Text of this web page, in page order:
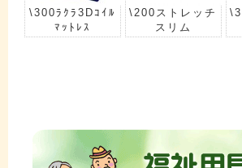
\300ﾗｸﾗ3Dｺｲﾙ
ﾏｯﾄﾚｽ
\200ストレッチ
スリム